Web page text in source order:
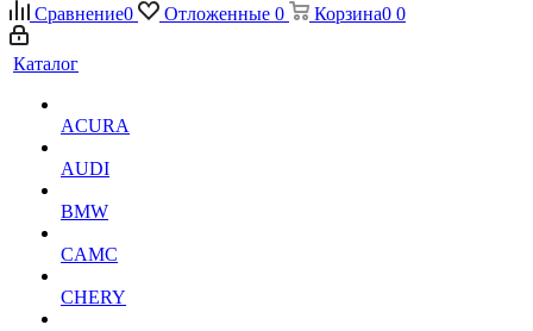
Сравнение0 Отложенные 0 Корзина0 0
Каталог
ACURA
AUDI
BMW
CAMC
CHERY